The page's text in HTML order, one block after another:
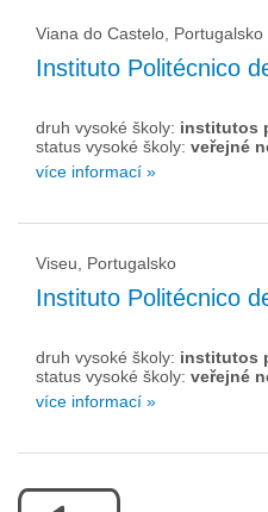
Viana do Castelo, Portugalsko
Instituto Politécnico
druh vysoké školy: institutos
status vysoké školy: veřejné
více informací »
Viseu, Portugalsko
Instituto Politécnico
druh vysoké školy: institutos
status vysoké školy: veřejné
více informací »